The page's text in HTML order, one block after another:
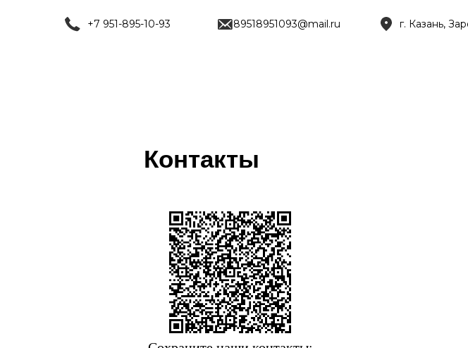
+7 951-895-10-93 89518951093@mail.ru г. Казань,
Контакты